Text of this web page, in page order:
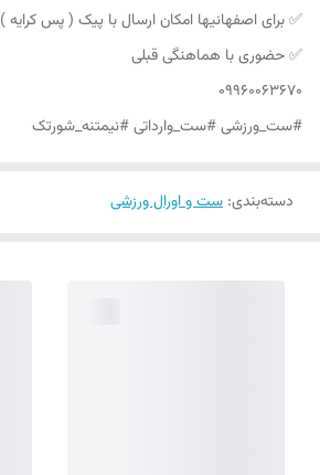
✅ برای اصفهانیها امکان ارسال با پیک ( پس کرایه )
✅ حضوری با هماهنگی قبلی
09960063670
#ست_ورزشی #ست_وارداتی #نیمتنه_شورتک
دسته‌بندی: ست و اورال ورزشی